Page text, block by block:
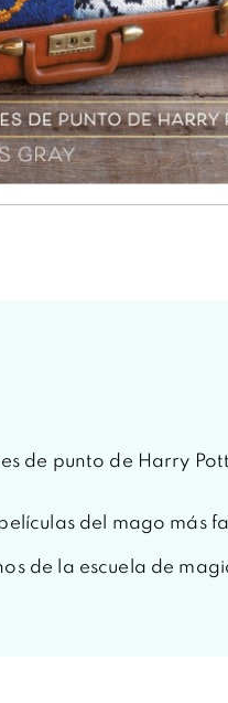
de punto de Harry
del mago más
de la escuela de